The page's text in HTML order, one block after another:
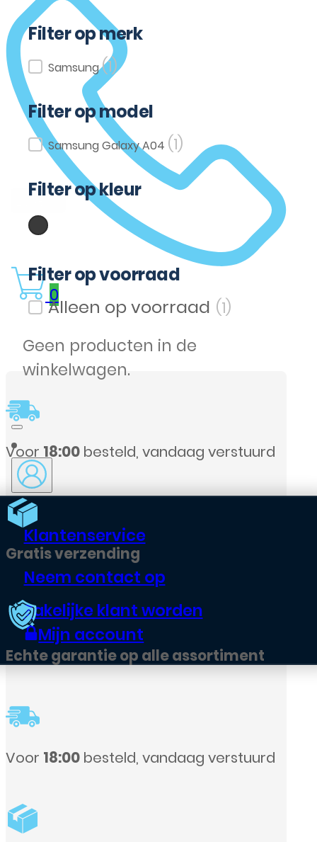
0
Geen producten in de
winkelwagen.
Klantenservice
Neem contact op
Zakelijke klant worden
Mijn account
Filter op merk
Filter op merk
Samsung(1)
Filter op model
Filter op model
Samsung Galaxy A04 (1)
Filter op kleur
Filter op kleur
(1)
Filter op voorraad
Filter op voorraad (1)
vandaag verstuurd
alle assortiment
vandaag verstuurd